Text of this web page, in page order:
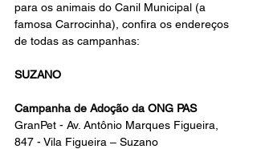
para os animais do Canil Municipal (a
famosa Carrocinha), confira os endereços
de todas as campanhas:
SUZANO
Campanha de Adoção da ONG PAS
GranPet - Av. Antônio Marques Figueira,
847 - Vila Figueira – Suzano